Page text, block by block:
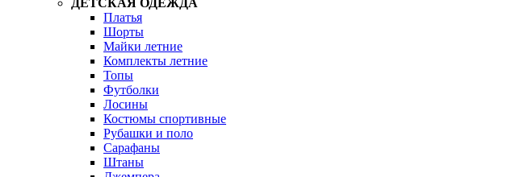
ДЕТСКАЯ ОДЕЖДА
Платья
Шорты
Майки летние
Комплекты летние
Топы
Футболки
Лосины
Костюмы спортивные
Рубашки и поло
Сарафаны
Штаны